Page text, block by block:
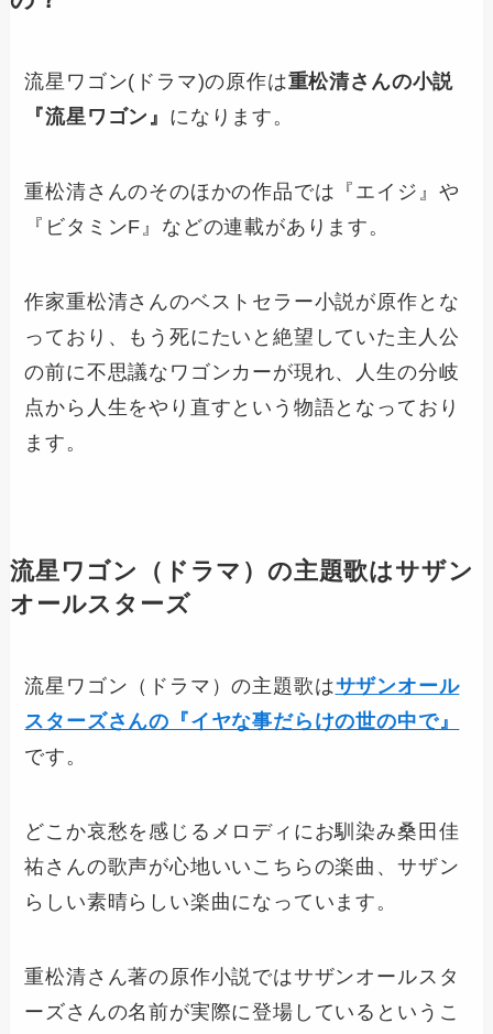
流星ワゴン(ドラマ)の原作は重松清さんの小説
『流星ワゴン』 になります。
重松清さんのそのほかの作品では『エイジ』や
『ビタミンF』などの連載があります。
作家重松清さんのベストセラー小説が原作とな
っており、もう死にたいと絶望していた主人公
の前に不思議なワゴンカーが現れ、人生の分岐
点から人生をやり直すという物語となっており
ます。
流星ワゴン（ドラマ）の主題歌はサザン
オールスターズ
流星ワゴン（ドラマ）の主題歌はサザンオール
スターズさんの『イヤな事だらけの世の中で』
です。
どこか哀愁を感じるメロディにお馴染み桑田佳
祐さんの歌声が心地いいこちらの楽曲、サザン
らしい素晴らしい楽曲になっています。
重松清さん著の原作小説ではサザンオールスタ
ーズさんの名前が実際に登場しているというこ